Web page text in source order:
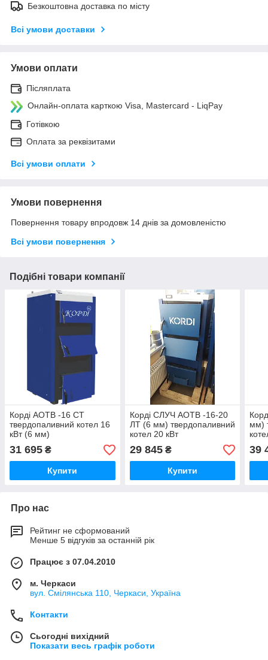
Безкоштовна доставка по місту
Всі умови доставки
Умови оплати
Післяплата
Онлайн-оплата карткою Visa, Mastercard - LiqPay
Готівкою
Оплата за реквізитами
Всі умови оплати
Умови повернення
Повернення товару впродовж 14 днів за домовленістю
Всі умови повернення
Подібні товари компанії
Корді АОТВ -16 СТ
твердопаливний котел 16
кВт (6 мм)
31 695 ₴
Купити
Корді СЛУЧ АОТВ -16-20
ЛТ (6 мм) твердопаливний
котел 20 кВт
29 845₴
Купити
мм)
39
Про нас
Рейтинг не сформований
Менше 5 відгуків за останній рік
Працює з 07.04.2010
м. Черкаси
вул. Смілянська 110, Черкаси, Україна
Контакти
Сьогодні вихідний
Показати весь графік роботи